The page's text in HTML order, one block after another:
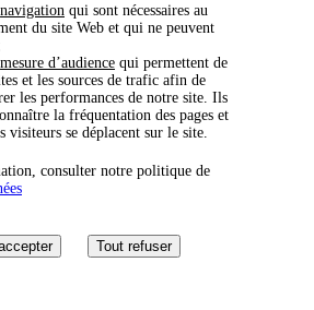
navigation qui sont nécessaires au
du site Web et qui ne peuvent
mesure d’audience qui permettent de
et les sources de trafic afin de
les performances de notre site. Ils
la fréquentation des pages et
visiteurs se déplacent sur le site.
consulter notre politique de
Tout refuser